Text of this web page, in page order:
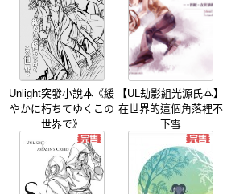
Unlight突發小說本《緩
やかに朽ちてゆくこの
世界で》
【UL劫影組光源氏本】
在世界的這個角落裡不
下雪